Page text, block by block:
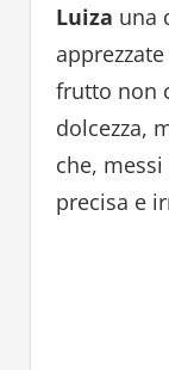
Luiza una
frutto non
dolcezza,
che,
precisa e